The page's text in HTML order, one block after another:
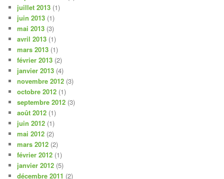
juillet 2013 (1)
juin 2013 (1)
mai 2013 (3)
avril 2013 (1)
mars 2013 (1)
février 2013 (2)
janvier 2013 (4)
novembre 2012 (3)
octobre 2012 (1)
septembre 2012 (3)
août 2012 (1)
juin 2012 (1)
mai 2012 (2)
mars 2012 (2)
février 2012 (1)
janvier 2012 (5)
décembre 2011 (2)